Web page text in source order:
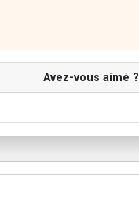
Avez-vous aimé ?